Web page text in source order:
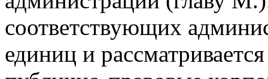
соответствующих
единиц и